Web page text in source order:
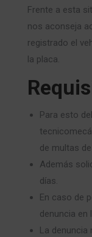
Frente a esta
nos aconseja
registrado el
la placa.
Para esto
de multas
Además
días.
En caso de
denuncia en
La